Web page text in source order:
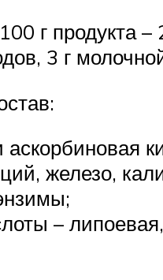
г продукта
3 г
железо,
–